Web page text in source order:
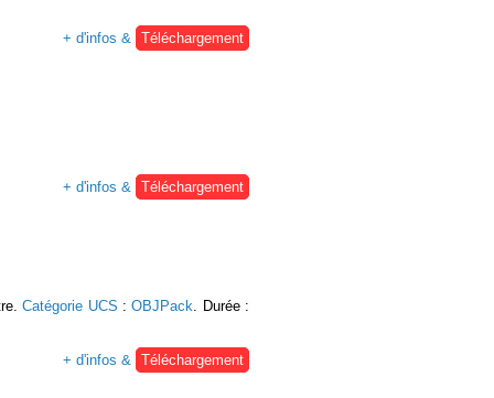
+ d'infos & Téléchargement
+ d'infos &
Téléchargement
Catégorie UCS :OBJPack . Durée :
+ d'infos &
Téléchargement